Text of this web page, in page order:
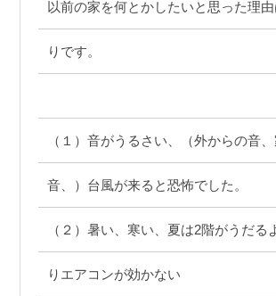
以前の家を何とかしたいと思った理
りです。
（１）音がうるさい、（外からの音
音、）台風が来ると恐怖でした。
（２）暑い、寒い、夏は2階がうだる
りエアコンが効かない